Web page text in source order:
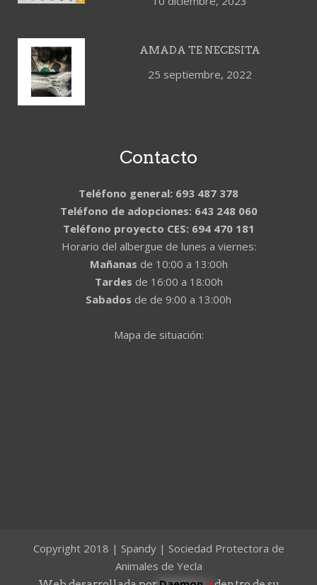
AMADA TE NECESITA
25 septiembre, 2022
Contacto
Teléfono general: 693 487 378
Teléfono de adopciones: 643 248 060
Teléfono proyecto CES: 694 470 181
Horario del albergue de lunes a viernes:
Mañanas de 10:00 a 13:00h
Tardes de 16:00 a 18:00h
Sabados de de 9:00 a 13:00h
Mapa de situación:
Copyright 2018 | Spandy | Sociedad Protectora de
Animales de Yecla